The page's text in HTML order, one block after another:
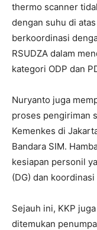
thermo scanner
dengan suhu di
berkoordinasi
RSUDZA dalam
kategori ODP dan
Nuryanto juga
proses pengiriman
Kemenkes di
Bandara SIM.
kesiapan personil
(DG) dan
Sejauh ini, KKP
ditemukan